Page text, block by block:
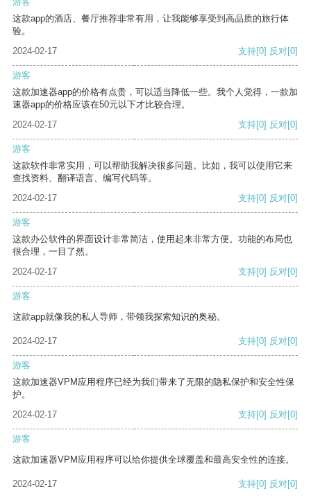
这款app的酒店、餐厅推荐非常有用，让我能够享受到高品质的旅行体
验。
2024-02-17
支持[0] 反对[0]
游客
这款加速器app的价格有点贵，可以适当降低一些。我个人觉得，一款加
速器app的价格应该在50元以下才比较合理。
2024-02-17
支持[0] 反对[0]
游客
这款软件非常实用，可以帮助我解决很多问题。比如，我可以使用它来
查找资料、翻译语言、编写代码等。
2024-02-17
支持[0] 反对[0]
游客
这款办公软件的界面设计非常简洁，使用起来非常方便。功能的布局也
很合理，一目了然。
2024-02-17
支持[0] 反对[0]
游客
这款app就像我的私人导师，带领我探索知识的奥秘。
2024-02-17 支持[0] 反对[0]
游客
这款加速器VPM应用程序已经为我们带来了无限的隐私保护和安全性保
护。
2024-02-17
支持[0] 反对[0]
游客
这款加速器VPM应用程序可以给你提供全球覆盖和最高安全性的连接。
2024-02-17 支持[0] 反对[0]